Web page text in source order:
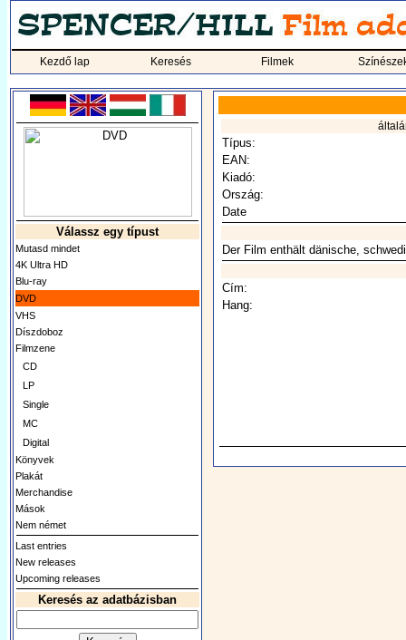
Kezdő lap Keresés Filmek
Válassz egy típust
Mutasd mindet
4K Ultra HD
Blu-ray
DVD
VHS
Díszdoboz
Filmzene
CD
LP
Single
MC
Digital
Könyvek
Plakát
Merchandise
Mások
Nem német
Last entries
New releases
Upcoming releases
Keresés az adatbázisban
Típus:
EAN:
Kiadó:
Ország:
Date
Der Film enthält dänische,
Cím:
Hang: